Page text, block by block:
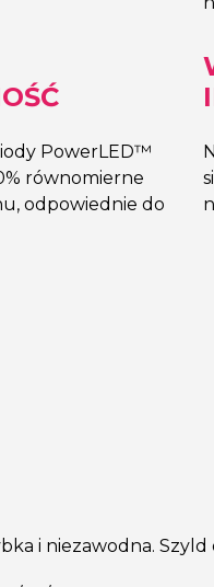
PowerLED™
równomierne
odpowiednie do
i niezawodna.